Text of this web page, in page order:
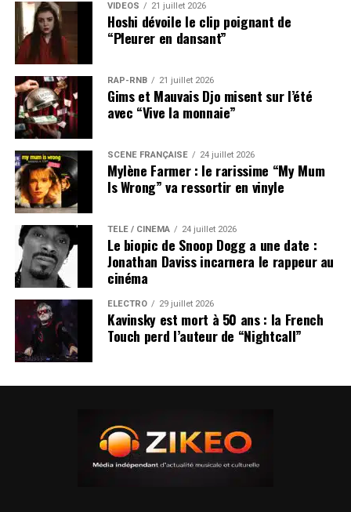
VIDEOS 21 juillet 2026
Hoshi dévoile le clip poignant de
“Pleurer en dansant”
RAP-RNB 21 juillet 2026
Gims et Mauvais Djo misent sur l’été
avec “Vive la monnaie”
SCÈNE FRANÇAISE 24 juillet 2026
Mylène Farmer : le rarissime “My Mum
Is Wrong” va ressortir en vinyle
TÉLÉ / CINÉMA 24 juillet 2026
Le biopic de Snoop Dogg a une date :
Jonathan Daviss incarnera le rappeur au
cinéma
ÉLECTRO 29 juillet 2026
Kavinsky est mort à 50 ans : la French
Touch perd l’auteur de “Nightcall”